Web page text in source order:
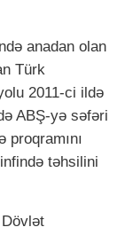
anadan olan
Türk
2011-ci ildə
ABŞ-yə səfəri
təhsilini